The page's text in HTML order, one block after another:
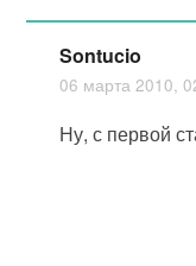
Sontucio
06 марта 2010,
Ну, с первой